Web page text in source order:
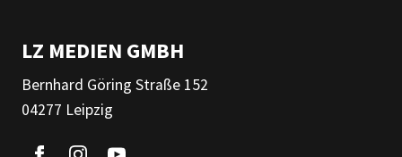
LZ MEDIEN GMBH
Bernhard Göring Straße 152
04277 Leipzig